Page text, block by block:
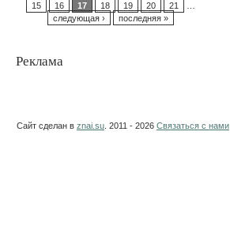
15 16 17 18 19 20 21
следующая ›
последняя »
Реклама
Сайт сделан в znai.su . 2011 - 2026 Связаться с нами